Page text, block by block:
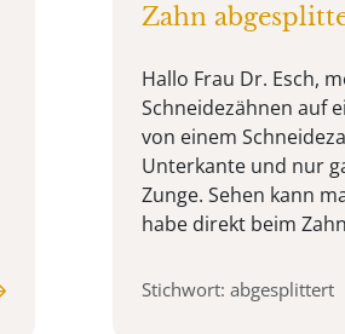
Zahn
Hallo Frau Dr. Esch,
Schneidezähnen auf
von einem
Unterkante und nur
Zunge. Sehen kann
habe direkt beim
Stichwort: abgesplittert